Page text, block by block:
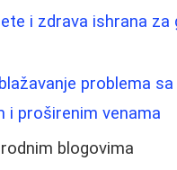
i zdrava ishrana za
problema
i proširenim venama
blogovima